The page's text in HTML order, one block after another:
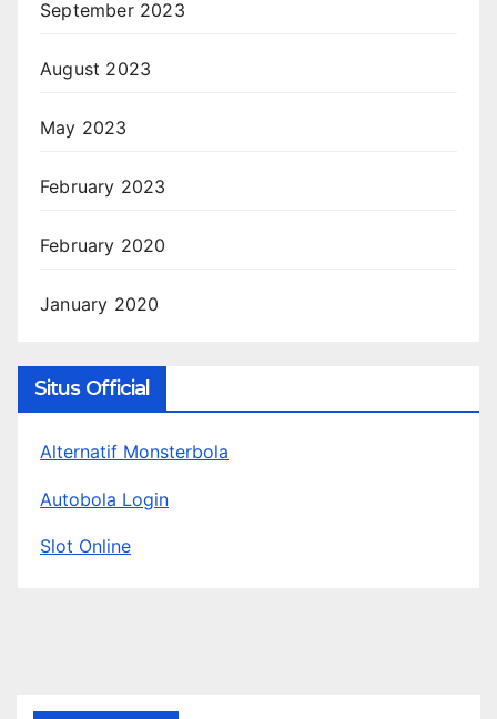
September 2023
August 2023
May 2023
February 2023
February 2020
January 2020
Situs Official
Alternatif Monsterbola
Autobola Login
Slot Online